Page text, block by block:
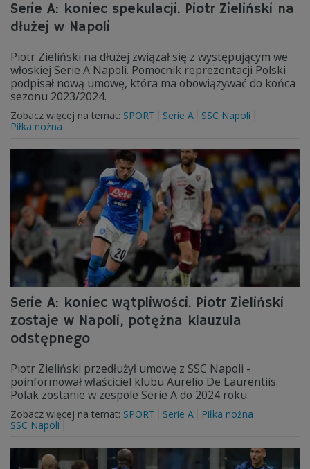
Serie A: koniec spekulacji. Piotr Zieliński na
dłużej w Napoli
Piotr Zieliński na dłużej związał się z występującym we
włoskiej Serie A Napoli. Pomocnik reprezentacji Polski
podpisał nową umowę, która ma obowiązywać do końca
sezonu 2023/2024.
Zobacz więcej na temat: SPORT Serie A
SSC Napoli
Piłka nożna
Serie A: koniec wątpliwości. Piotr Zieliński
zostaje w Napoli, potężna klauzula
odstępnego
Piotr Zieliński przedłużył umowę z SSC Napoli -
poinformował właściciel klubu Aurelio De Laurentiis.
Polak zostanie w zespole Serie A do 2024 roku.
Zobacz więcej na temat: SPORT Serie A
Piłka nożna
SSC Napoli